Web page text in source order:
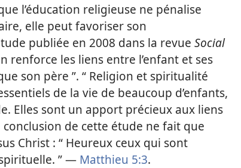
l’éducation religieuse ne pénalise
elle peut favoriser son
publiée en 2008 dans la revue Social
renforce les liens entre l’enfant et ses
son père ”. “ Religion et spiritualité
de la vie de beaucoup d’enfants,
Elles sont un apport précieux aux liens
de cette étude ne fait que
Christ : “ Heureux ceux qui sont
” — Matthieu 5:3.